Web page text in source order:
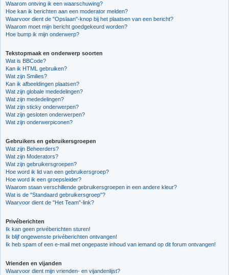
Waarom ontving ik een waarschuwing?
Hoe kan ik berichten aan een moderator melden?
Waarvoor dient de "Opslaan"-knop bij het plaatsen van een bericht?
Waarom moet mijn bericht goedgekeurd worden?
Hoe bump ik mijn onderwerp?
Tekstopmaak en onderwerp soorten
Wat is BBCode?
Kan ik HTML gebruiken?
Wat zijn Smilies?
Kan ik afbeeldingen plaatsen?
Wat zijn globale mededelingen?
Wat zijn mededelingen?
Wat zijn sticky onderwerpen?
Wat zijn gesloten onderwerpen?
Wat zijn onderwerpiconen?
Gebruikers en gebruikersgroepen
Wat zijn Beheerders?
Wat zijn Moderators?
Wat zijn gebruikersgroepen?
Hoe word ik lid van een gebruikersgroep?
Hoe word ik een groepsleider?
Waarom staan verschillende gebruikersgroepen in een andere kleur?
Wat is de "Standaard gebruikersgroep"?
Waarvoor dient de "Het Team"-link?
Privéberichten
Ik kan geen privéberichten sturen!
Ik blijf ongewenste privéberichten ontvangen!
Ik heb spam of een e-mail met ongepaste inhoud van iemand op dit forum ontvangen!
Vrienden en vijanden
Waarvoor dient mijn vrienden- en vijandenlijst?